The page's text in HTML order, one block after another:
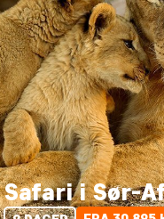
Safari i Sør-